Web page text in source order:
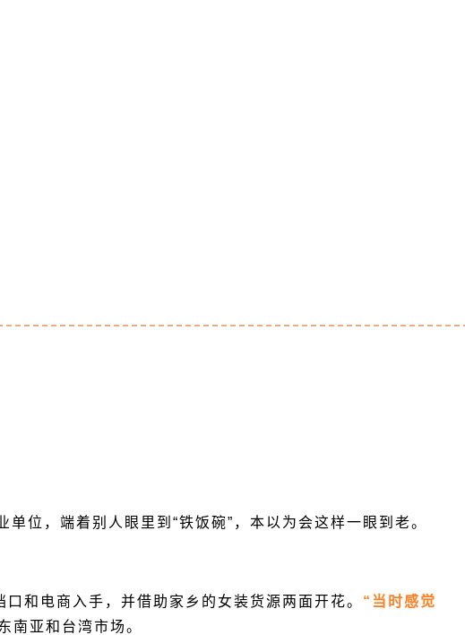
位，端着别人眼里到“铁饭碗”，本以为会这样一眼到老。
和电商入手，并借助家乡的女装货源两面开花。 “当时感觉
南亚和台湾市场。